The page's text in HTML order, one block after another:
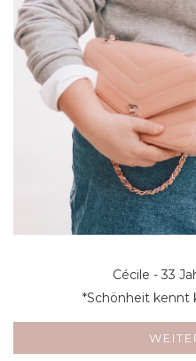
Cécile - 33
*Schönheit kennt